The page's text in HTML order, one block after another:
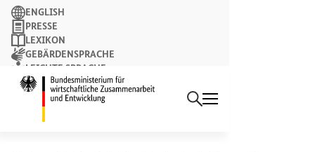
Suchbegriff
Suchen
ENGLISH
PRESSE
LEXIKON
GEBÄRDENSPRACHE
LEICHTE SPRACHE
NEWSLETTER
Gesundheit